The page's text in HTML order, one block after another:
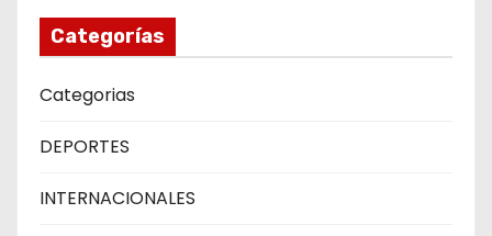
Categorías
Categorias
DEPORTES
INTERNACIONALES